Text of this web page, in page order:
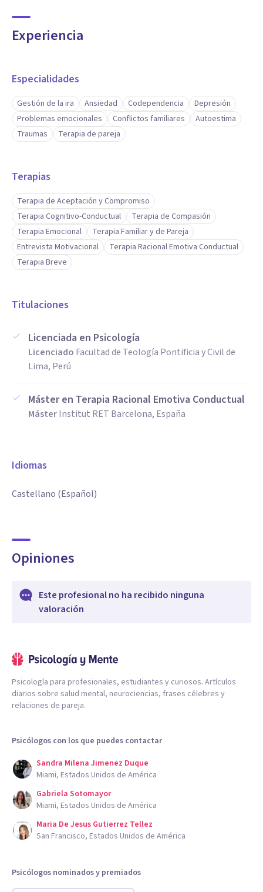
Experiencia
Especialidades
Gestión de la ira Ansiedad Codependencia
Depresión
Problemas emocionales
Conflictos familiares
Autoestima
Traumas
Terapia de pareja
Terapias
Terapia de Aceptación y Compromiso
Terapia Cognitivo-Conductual
Terapia de Compasión
Terapia Emocional
Terapia Familiar y de Pareja
Entrevista Motivacional
Terapia Racional Emotiva Conductual
Terapia Breve
Titulaciones
Licenciada en Psicología
Licenciado Facultad de Teología Pontificia y Civil de
Lima, Perú
Máster en Terapia Racional Emotiva Conductual
MásterInstitut RET Barcelona, España
Idiomas
Castellano (Español)
Opiniones
Este profesional no ha recibido ninguna
valoración
Psicología para profesionales, estudiantes y curiosos. Artículos
diarios sobre salud mental, neurociencias, frases célebres y
relaciones de pareja.
Psicólogos con los que puedes contactar
Sandra Milena Jimenez Duque
Miami, Estados Unidos de América
Gabriela Sotomayor
Miami, Estados Unidos de América
Maria De Jesus Gutierrez Tellez
San Francisco, Estados Unidos de América
Psicólogos nominados y premiados